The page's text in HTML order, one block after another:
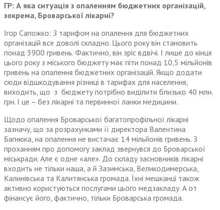
ГР: А яка ситуація з опаленням бюджетних організацій,
зокрема, Броварської лікарні?
Ігор Сапожко: З тарифом на опалення для бюджетних
організацій все доволі складно. Цього року він становить
понад 3900 гривень. Фактично, він зріс вдвічі. І лише до кінця
цього року з міського бюджету має піти понад 10,5 мільйонів
гривень на опалення бюджетних організацій. Якщо додати
сюди відшкодування різниці в тарифах для населення,
виходить, що з бюджету потрібно виділити близько 40 млн.
грн. І це – без лікарні та первинної ланки медицини.
Щодо опалення Броварської багатопрофільної лікарні
зазначу, що за розрахунками її директора Валентина
Багнюка, на опалення не вистачає 14 мільйонів гривень. З
проханням про допомогу заклад звернувся до Броварської
міськради. Але є одне «але». До складу засновників лікарні
входить не тільки наша, а й Зазимська, Великодимерська,
Калинівська та Калитянська громада. Їхні мешканці також
активно користуються послугами цього медзакладу. А от
фінансує його, фактично, тільки Броварська громада.